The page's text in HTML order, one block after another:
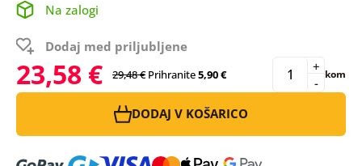
Na zalogi
Dodaj med priljubljene
23,58 € 29,48 € Prihranite5,90 € -
+ kom
DODAJ V KOŠARICO